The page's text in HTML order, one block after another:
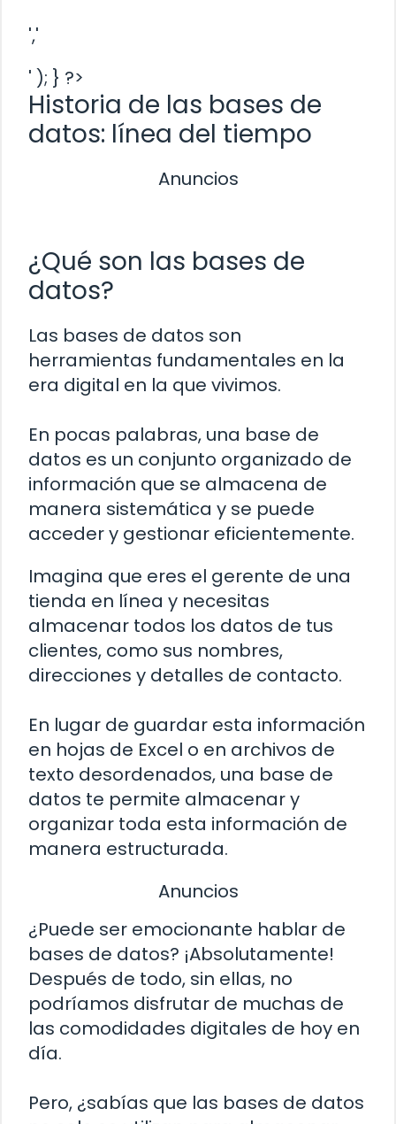
','
' ); } ?>
Historia de las bases de
datos: línea del tiempo
Anuncios
¿Qué son las bases de
datos?
Las bases de datos son
herramientas fundamentales en la
era digital en la que vivimos.
En pocas palabras, una base de
datos es un conjunto organizado de
información que se almacena de
manera sistemática y se puede
acceder y gestionar eficientemente.
Imagina que eres el gerente de una
tienda en línea y necesitas
almacenar todos los datos de tus
clientes, como sus nombres,
direcciones y detalles de contacto.
En lugar de guardar esta información
en hojas de Excel o en archivos de
texto desordenados, una base de
datos te permite almacenar y
organizar toda esta información de
manera estructurada.
Anuncios
¿Puede ser emocionante hablar de
bases de datos? ¡Absolutamente!
Después de todo, sin ellas, no
podríamos disfrutar de muchas de
las comodidades digitales de hoy en
día.
Pero, ¿sabías que las bases de datos